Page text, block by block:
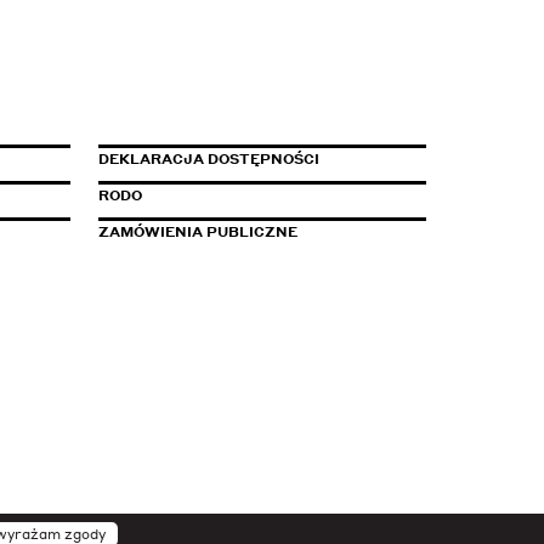
DEKLARACJA DOSTĘPNOŚCI
RODO
LINK OTWIERANY W NOWEJ ZAKŁADCE
ZAMÓWIENIA PUBLICZNE
zgody